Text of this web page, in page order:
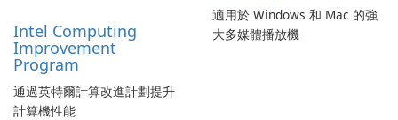
Intel Computing
Improvement
Program
通過英特爾計算改進計劃提升
計算機性能
適用於 Windows 和 Mac 的強
大多媒體播放機